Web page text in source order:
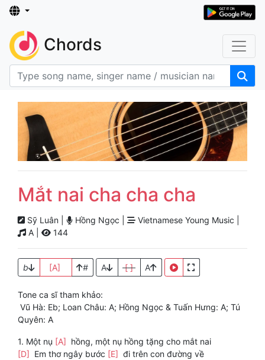
Chords
Mắt nai cha cha cha
Sỹ Luân | Hồng Ngọc |
Vietnamese Young Music |
A |
144
b [A] # A [ ] A
Tone ca sĩ tham khảo:
Vũ Hà: Eb; Loan Châu: A; Hồng Ngọc & Tuấn Hưng: A; Tú
Quyên: A
1. Một nụ [A] hồng, một nụ hồng tặng cho mắt nai
[D] Em thơ ngây bước [E] đi trên con đường về